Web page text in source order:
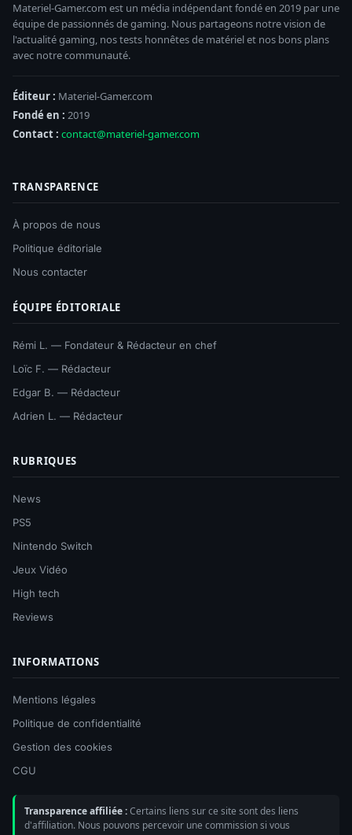
Materiel-Gamer.com est un média indépendant fondé en 2019 par une
équipe de passionnés de gaming. Nous partageons notre vision de
l'actualité gaming, nos tests honnêtes de matériel et nos bons plans
avec notre communauté.
Éditeur : Materiel-Gamer.com
Fondé en : 2019
Contact : contact@materiel-gamer.com
TRANSPARENCE
À propos de nous
Politique éditoriale
Nous contacter
ÉQUIPE ÉDITORIALE
Rémi L. — Fondateur & Rédacteur en chef
Loïc F. — Rédacteur
Edgar B. — Rédacteur
Adrien L. — Rédacteur
RUBRIQUES
News
PS5
Nintendo Switch
Jeux Vidéo
High tech
Reviews
INFORMATIONS
Mentions légales
Politique de confidentialité
Gestion des cookies
CGU
Transparence affiliée :Certains liens sur ce site sont des liens
d'affiliation. Nous pouvons percevoir une commission si vous